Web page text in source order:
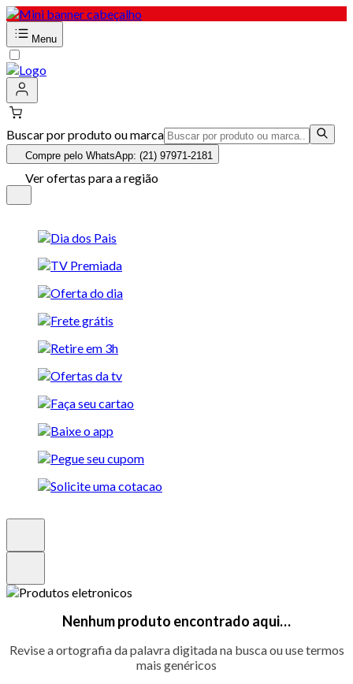
Menu
Buscar por produto ou marca
Compre pelo WhatsApp: (21) 97971-2181
Ver ofertas para a região
Nenhum produto encontrado aqui…
Revise a ortografia da palavra digitada na busca ou use termos
mais genéricos